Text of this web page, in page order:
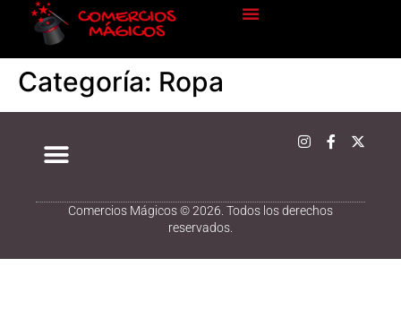
Categoría: Ropa
Comercios Mágicos © 2026. Todos los derechos
reservados.